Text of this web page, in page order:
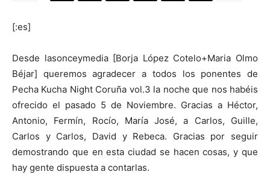
[:es]
Desde lasonceymedia [Borja López Cotelo+Maria Olmo
Béjar] queremos agradecer a todos los ponentes de
Pecha Kucha Night Coruña vol.3 la noche que nos habéis
ofrecido el pasado 5 de Noviembre. Gracias a Héctor,
Antonio, Fermín, Rocío, María José, a Carlos, Guille,
Carlos y Carlos, David y Rebeca. Gracias por seguir
demostrando que en esta ciudad se hacen cosas, y que
hay gente dispuesta a contarlas.